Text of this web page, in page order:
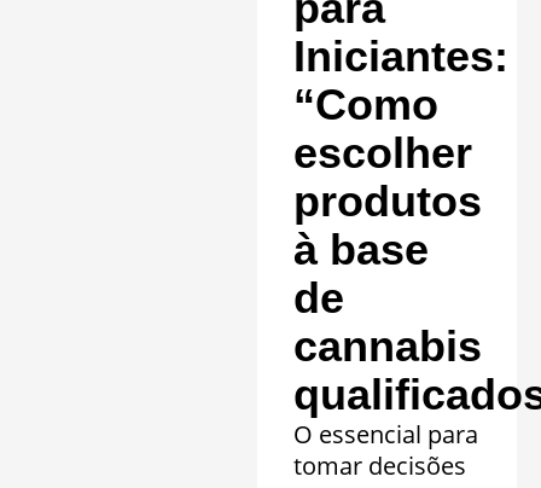
Saiba mais »
Iniciantes:
“Como
escolher
produtos
à base
de
cannabis
O essencial para
tomar decisões